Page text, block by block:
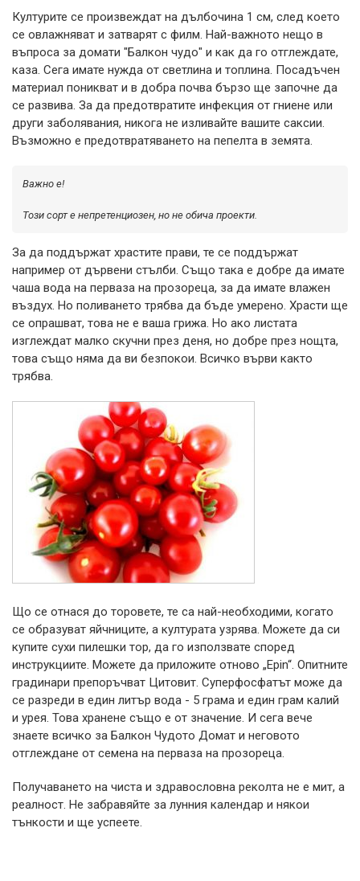
Културите се произвеждат на дълбочина 1 см, след което
се овлажняват и затварят с филм. Най-важното нещо в
въпроса за домати "Балкон чудо" и как да го отглеждате,
каза. Сега имате нужда от светлина и топлина. Посадъчен
материал поникват и в добра почва бързо ще започне да
се развива. За да предотвратите инфекция от гниене или
други заболявания, никога не изливайте вашите саксии.
Възможно е предотвратяването на пепелта в земята.
Важно е!
Този сорт е непретенциозен, но не обича проекти.
За да поддържат храстите прави, те се поддържат
например от дървени стълби. Също така е добре да имате
чаша вода на перваза на прозореца, за да имате влажен
въздух. Но поливането трябва да бъде умерено. Храсти ще
се опрашват, това не е ваша грижа. Но ако листата
изглеждат малко скучни през деня, но добре през нощта,
това също няма да ви безпокои. Всичко върви както
трябва.
Що се отнася до торовете, те са най-необходими, когато
се образуват яйчниците, а културата узрява. Можете да си
купите сухи пилешки тор, да го използвате според
инструкциите. Можете да приложите отново „Epin“. Опитните
градинари препоръчват Цитовит. Суперфосфатът може да
се разреди в един литър вода - 5 грама и един грам калий
и урея. Това хранене също е от значение. И сега вече
знаете всичко за Балкон Чудото Домат и неговото
отглеждане от семена на перваза на прозореца.
Получаването на чиста и здравословна реколта не е мит, а
реалност. Не забравяйте за лунния календар и някои
тънкости и ще успеете.